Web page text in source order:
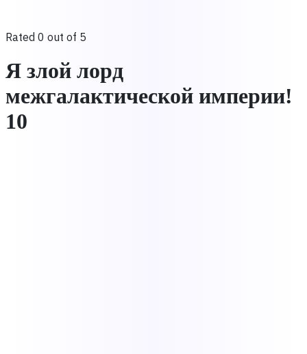
Rated 0 out of 5
Я злой лорд
межгалактической империи!
10